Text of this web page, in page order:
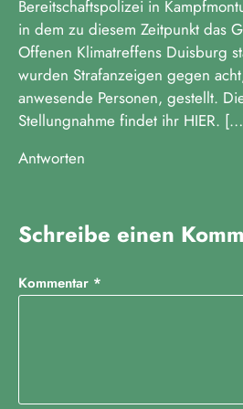
Bereitschaftspolizei in
in dem zu diesem Zeitpunkt das
Offenen Klimatreffens Duisburg
wurden Strafanzeigen gegen
anwesende Personen, gestellt.
Stellungnahme findet ihr HIER.
Antworten
Schreibe einen
Kommentar *